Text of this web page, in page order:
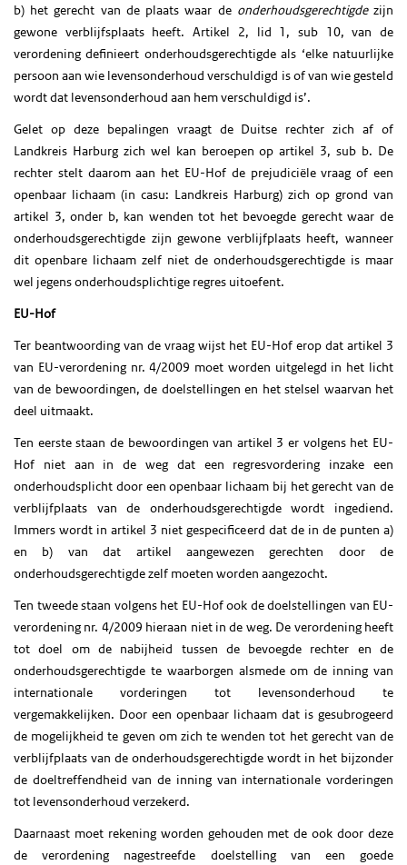
b) het gerecht van de plaats waar de onderhoudsgerechtigdezijn
gewone verblijfsplaats heeft. Artikel 2, lid 1, sub 10, van de
verordening definieert onderhoudsgerechtigde als ‘elke natuurlijke
persoon aan wie levensonderhoud verschuldigd is of van wie gesteld
wordt dat levensonderhoud aan hem verschuldigd is’.
Gelet op deze bepalingen vraagt de Duitse rechter zich af of
Landkreis Harburg zich wel kan beroepen op artikel 3, sub b. De
rechter stelt daarom aan het EU-Hof de prejudiciële vraag of een
openbaar lichaam (in casu: Landkreis Harburg) zich op grond van
artikel 3, onder b, kan wenden tot het bevoegde gerecht waar de
onderhoudsgerechtigde zijn gewone verblijfplaats heeft, wanneer
dit openbare lichaam zelf niet de onderhoudsgerechtigde is maar
wel jegens onderhoudsplichtige regres uitoefent.
EU-Hof
Ter beantwoording van de vraag wijst het EU-Hof erop dat artikel 3
van EU-verordening nr. 4/2009 moet worden uitgelegd in het licht
van de bewoordingen, de doelstellingen en het stelsel waarvan het
deel uitmaakt.
Ten eerste staan de bewoordingen van artikel 3 er volgens het EU-
Hof niet aan in de weg dat een regresvordering inzake een
onderhoudsplicht door een openbaar lichaam bij het gerecht van de
verblijfplaats van de onderhoudsgerechtigde wordt ingediend.
Immers wordt in artikel 3 niet gespecificeerd dat de in de punten a)
en b) van dat artikel aangewezen gerechten door de
onderhoudsgerechtigde zelf moeten worden aangezocht.
Ten tweede staan volgens het EU-Hof ook de doelstellingen van EU-
verordening nr. 4/2009 hieraan niet in de weg. De verordening heeft
tot doel om de nabijheid tussen de bevoegde rechter en de
onderhoudsgerechtigde te waarborgen alsmede om de inning van
internationale vorderingen tot levensonderhoud te
vergemakkelijken. Door een openbaar lichaam dat is gesubrogeerd
de mogelijkheid te geven om zich te wenden tot het gerecht van de
verblijfplaats van de onderhoudsgerechtigde wordt in het bijzonder
de doeltreffendheid van de inning van internationale vorderingen
tot levensonderhoud verzekerd.
Daarnaast moet rekening worden gehouden met de ook door deze
de verordening nagestreefde doelstelling van een goede